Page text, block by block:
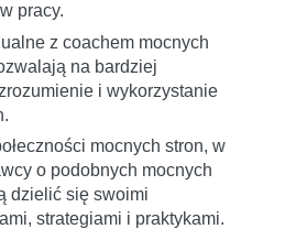
pracy.
z coachem mocnych
na bardziej
i wykorzystanie
mocnych stron, w
o podobnych mocnych
dzielić się swoimi
strategiami i praktykami.